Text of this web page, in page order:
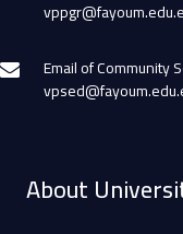
Email of Community
About